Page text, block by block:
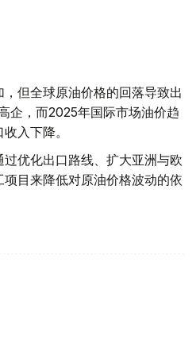
但全球原油价格的回落导致出
企，而2025年国际市场油价趋
入下降。
优化出口路线、扩大亚洲与欧
目来降低对原油价格波动的依